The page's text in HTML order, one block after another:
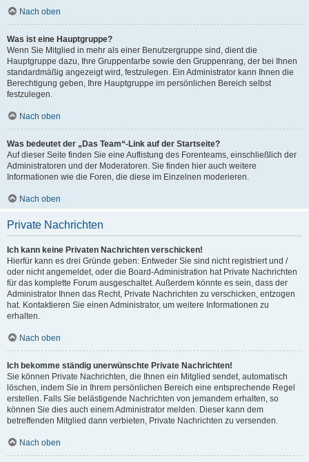
Nach oben
Was ist eine Hauptgruppe?
Wenn Sie Mitglied in mehr als einer Benutzergruppe sind, dient die
Hauptgruppe dazu, Ihre Gruppenfarbe sowie den Gruppenrang, der bei Ihnen
standardmäßig angezeigt wird, festzulegen. Ein Administrator kann Ihnen die
Berechtigung geben, Ihre Hauptgruppe im persönlichen Bereich selbst
festzulegen.
Nach oben
Was bedeutet der „Das Team“-Link auf der Startseite?
Auf dieser Seite finden Sie eine Auflistung des Forenteams, einschließlich der
Administratoren und der Moderatoren. Sie finden hier auch weitere
Informationen wie die Foren, die diese im Einzelnen moderieren.
Nach oben
Private Nachrichten
Ich kann keine Privaten Nachrichten verschicken!
Hierfür kann es drei Gründe geben: Entweder Sie sind nicht registriert und /
oder nicht angemeldet, oder die Board-Administration hat Private Nachrichten
für das komplette Forum ausgeschaltet. Außerdem könnte es sein, dass der
Administrator Ihnen das Recht, Private Nachrichten zu verschicken, entzogen
hat. Kontaktieren Sie einen Administrator, um weitere Informationen zu
erhalten.
Nach oben
Ich bekomme ständig unerwünschte Private Nachrichten!
Sie können Private Nachrichten, die Ihnen ein Mitglied sendet, automatisch
löschen, indem Sie in Ihrem persönlichen Bereich eine entsprechende Regel
erstellen. Falls Sie belästigende Nachrichten von jemandem erhalten, so
können Sie dies auch einem Administrator melden. Dieser kann dem
betreffenden Mitglied dann verbieten, Private Nachrichten zu versenden.
Nach oben